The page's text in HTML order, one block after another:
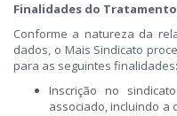
Finalidades do Tratamento
Conforme a natureza da
dados, o Mais Sindicato
para as seguintes finalidades:
Inscrição no
associado, incluindo a